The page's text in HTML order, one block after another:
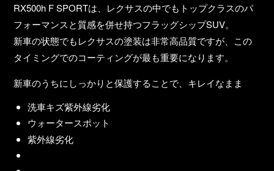
RX500h F SPORTは、レクサスの中でもトップクラスのパ
フォーマンスと質感を併せ持つフラッグシップSUV。
新車の状態でもレクサスの塗装は非常高品質ですが、 この
タイミングでのコーティングが最も重要になります。
新車のうちにしっかりと保護することで、キレイなまま
洗車キズ紫外線劣化
ウォータースポット
紫外線劣化